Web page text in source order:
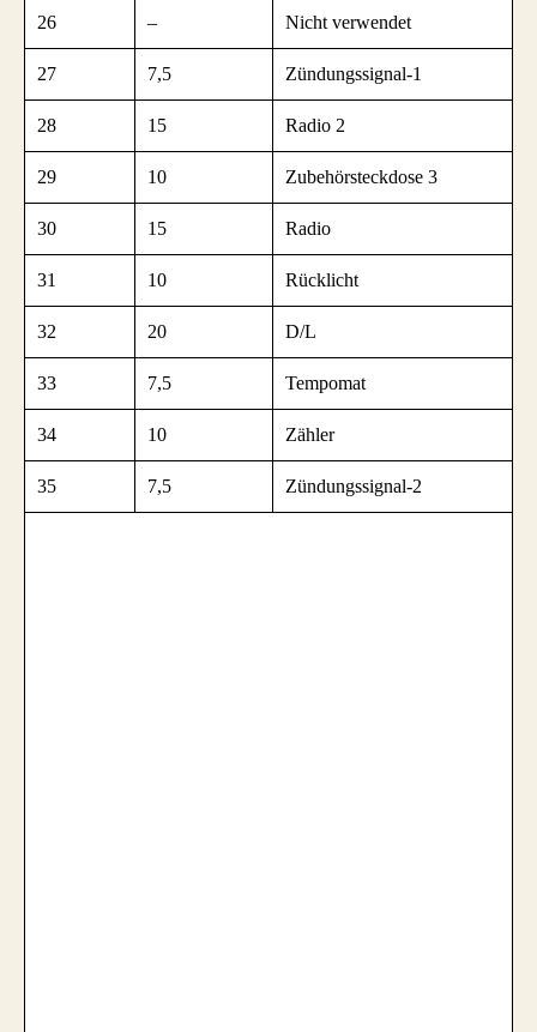
26 – Nicht verwendet
27 7,5 Zündungssignal-1
28 15 Radio 2
29 10 Zubehörsteckdose 3
30 15 Radio
31 10 Rücklicht
32 20 D/L
33 7,5 Tempomat
34 10 Zähler
35 7,5 Zündungssignal-2